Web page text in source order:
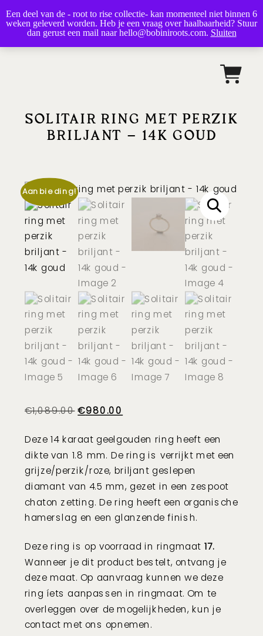
Een deel van de - root to rise collectie- kan momenteel niet binnen 6
weken geleverd worden. Heb je een vraag over haalbaarheid? Stuur
dan gerust een mail naar hello@bobiniroots.com. Sluiten
bobini roots
SOLITAIR RING MET PERZIK
BRILJANT – 14K GOUD
Aanbieding!
€1,089.00 Oorspronkelijke
was:
€1,089.00.
€980.00
is:
€980.00.
Deze 14 karaat geelgouden ring heeft een
dikte van 1.8 mm. De ring is verrijkt met een
grijze/perzik/roze, briljant geslepen
diamant van 4.5 mm, gezet in een zespoot
chaton zetting. De ring heeft een organische
hamerslag en eenglanzendefinish.
Deze ring is op voorraad in ringmaat 17.
Wanneer je dit product bestelt, ontvang je
deze maat.Op aanvraag kunnen we deze
ring íets aanpassen in ringmaat. Om te
overleggen over de mogelijkheden, kun je
contact met ons opnemen.